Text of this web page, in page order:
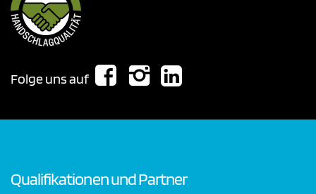
Folge uns auf
Qualifikationen und Partner